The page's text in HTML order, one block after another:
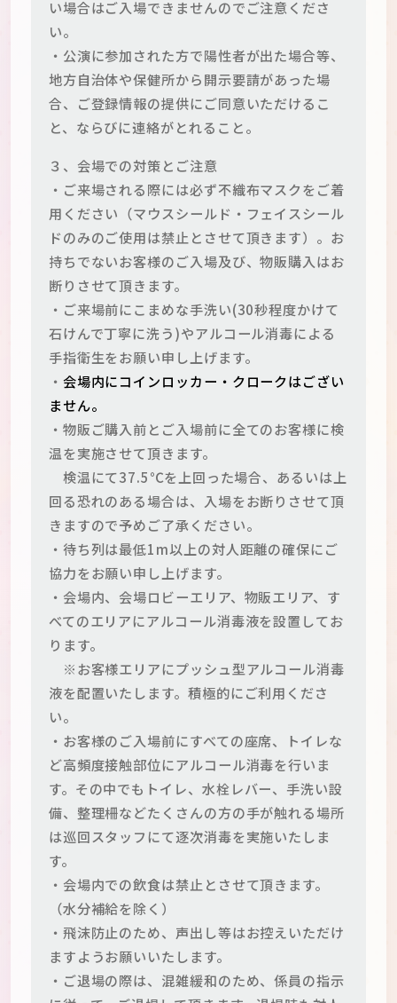
い場合はご入場できませんのでご注意くださ
い。
・公演に参加された方で陽性者が出た場合等、
地方自治体や保健所から開示要請があった場
合、ご登録情報の提供にご同意いただけるこ
と、ならびに連絡がとれること。
３、会場での対策とご注意
・ご来場される際には必ず不織布マスクをご着
用ください（マウスシールド・フェイスシール
ドのみのご使用は禁止とさせて頂きます）。お
持ちでないお客様のご入場及び、物販購入はお
断りさせて頂きます。
・ご来場前にこまめな手洗い(30秒程度かけて
石けんで丁寧に洗う)やアルコール消毒による
手指衛生をお願い申し上げます。
・ 会場内にコインロッカー・クロークはござい
ません。
・物販ご購入前とご入場前に全てのお客様に検
温を実施させて頂きます。
検温にて37.5℃を上回った場合、あるいは上
回る恐れのある場合は、入場をお断りさせて頂
きますので予めご了承ください。
・待ち列は最低1m以上の対人距離の確保にご
協力をお願い申し上げます。
・会場内、会場ロビーエリア、物販エリア、す
べてのエリアにアルコール消毒液を設置してお
ります。
※お客様エリアにプッシュ型アルコール消毒
液を配置いたします。積極的にご利用くださ
い。
・お客様のご入場前にすべての座席、トイレな
ど高頻度接触部位にアルコール消毒を行いま
す。その中でもトイレ、水栓レバー、手洗い設
備、整理柵などたくさんの方の手が触れる場所
は巡回スタッフにて逐次消毒を実施いたしま
す。
・会場内での飲食は禁止とさせて頂きます。
（水分補給を除く）
・飛沫防止のため、声出し等はお控えいただけ
ますようお願いいたします。
・ご退場の際は、混雑緩和のため、係員の指示